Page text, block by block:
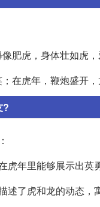
肥虎，身体壮如虎
在虎年，鞭炮盛开
?
年里能够展示出英
述了虎和龙的动态，